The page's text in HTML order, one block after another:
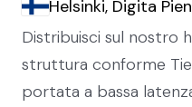
Helsinki, Digita
Distribuisci sul nostro
struttura conforme
portata a bassa